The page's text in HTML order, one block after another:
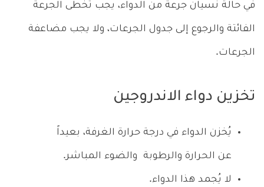
في حالة نسيان جرعة من الدواء، يجب تخطى الجرعة
الفائتة والرجوع إلى جدول الجرعات، ولا يجب مضاعفة
الجرعات.
تخزين دواء الاندروجين
يُخزن الدواء في درجة حرارة الغرفة، بعيداً
عن الحرارة والرطوبة والضوء المباشر.
لا يُجمد هذا الدواء.